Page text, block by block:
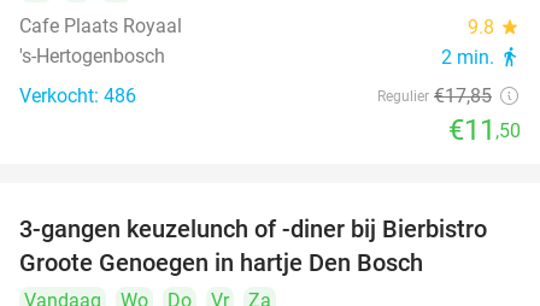
Cafe Plaats Royaal
9.8 star
's-Hertogenbosch 2 min. directions_walk
Verkocht: 486 Regulier €17,85
€11 ,50
41%
3-gangen keuzelunch of -diner bij Bierbistro
Groote Genoegen in hartje Den Bosch
Vandaag Wo Do Vr
Za